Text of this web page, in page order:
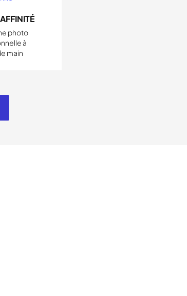
photo
à
main